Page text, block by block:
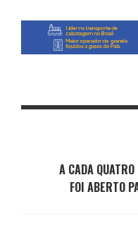
A CADA
FOI ABERTO